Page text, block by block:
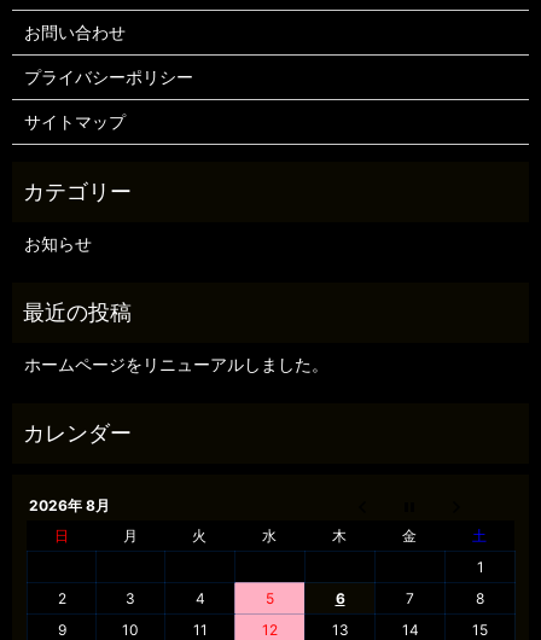
お問い合わせ
プライバシーポリシー
サイトマップ
お知らせ
ホームページをリニューアルしました。
2026年 8月
日
月 火 水 木 金
土
1
2
3 4 5 6 7
8
9
10 11 12 13 14 15